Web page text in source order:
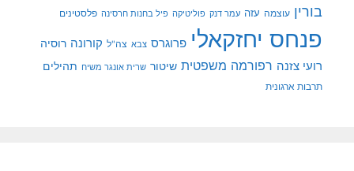
בורין עוצמה עזה עמר דנק פוליטיקה פיל בחנות חרסינה פלסטינים
פנחס יחזקאלי פרוגרס צבא צה"ל קורונה רוסיה
רועי צזנה רפורמה משפטית שיטור שרית אונגר משיח תהילים
תרבות ארגונית